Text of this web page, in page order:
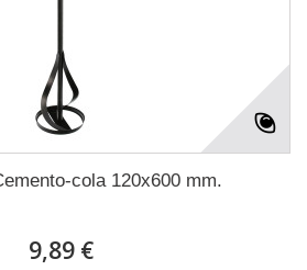
cola 120x600 mm.
9,89 €